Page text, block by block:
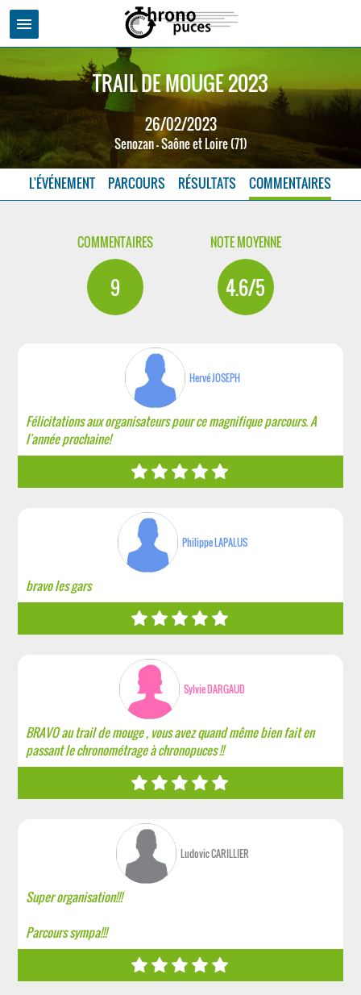
menu
TRAIL DE MOUGE 2023
26/02/2023
Senozan - Saône et Loire (71)
L'ÉVÉNEMENT PARCOURS RÉSULTATS COMMENTAIRES
COMMENTAIRES
9
NOTE MOYENNE
4.6/5
Hervé JOSEPH
Félicitations aux organisateurs pour ce magnifique parcours. A
l'année prochaine!
Philippe LAPALUS
bravo les gars
Sylvie DARGAUD
BRAVO au trail de mouge , vous avez quand même bien fait en
passant le chronométrage à chronopuces !!
Ludovic CARILLIER
Super organisation!!!
Parcours sympa!!!